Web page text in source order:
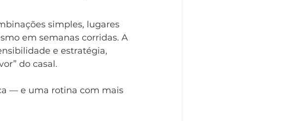
simples, lugares
em semanas corridas. A
e estratégia,
do casal.
— e uma rotina com mais